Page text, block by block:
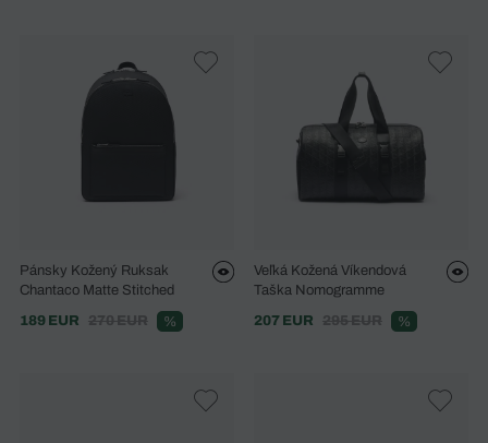
Pánsky Kožený Ruksak
Chantaco Matte Stitched
189 EUR
270 EUR %
Veľká Kožená Víkendová
Taška Nomogramme
207 EUR
295 EUR %